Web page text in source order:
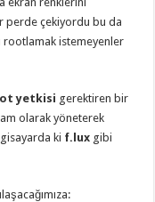
perde çekiyordu bu da
rootlamak istemeyenler
yetkisi gerektiren bir
olarak yöneterek
ki f.lux gibi